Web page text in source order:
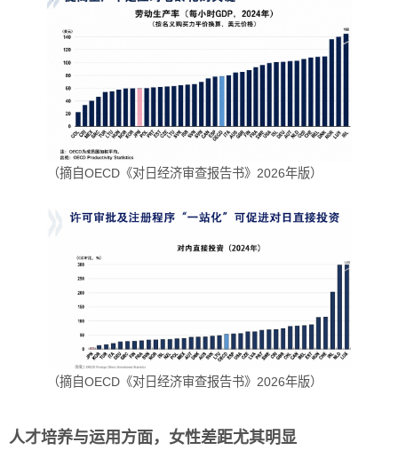
（摘自OECD《对日经济审查报告书》2026年版）
（摘自OECD《对日经济审查报告书》2026年版）
人才培养与运用方面，女性差距尤其明显